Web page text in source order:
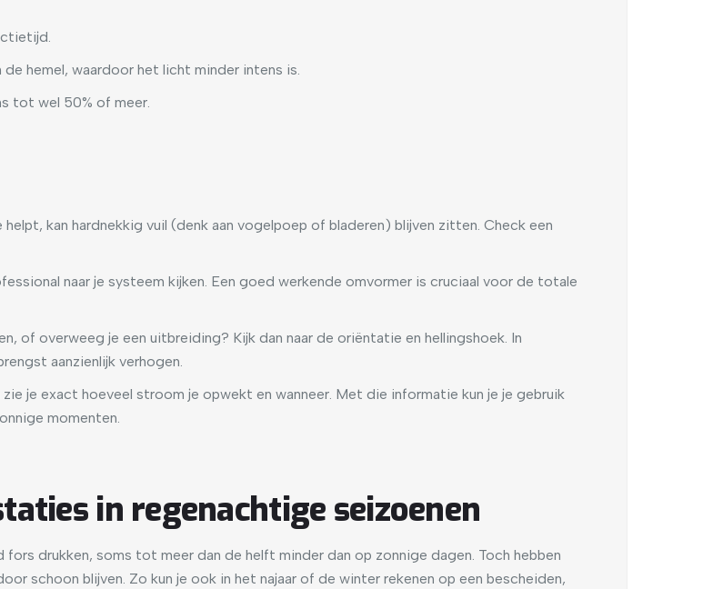
hemel, waardoor het licht minder intens is.
tot wel 50% of meer.
helpt, kan hardnekkig vuil (denk aan vogelpoep of bladeren) blijven zitten. Check een
naar je systeem kijken. Een goed werkende omvormer is cruciaal voor de totale
of overweeg je een uitbreiding? Kijk dan naar de oriëntatie en hellingshoek. In
aanzienlijk verhogen.
je exact hoeveel stroom je opwekt en wanneer. Met die informatie kun je je gebruik
momenten.
in regenachtige seizoenen
drukken, soms tot meer dan de helft minder dan op zonnige dagen. Toch hebben
schoon blijven. Zo kun je ook in het najaar of de winter rekenen op een bescheiden,